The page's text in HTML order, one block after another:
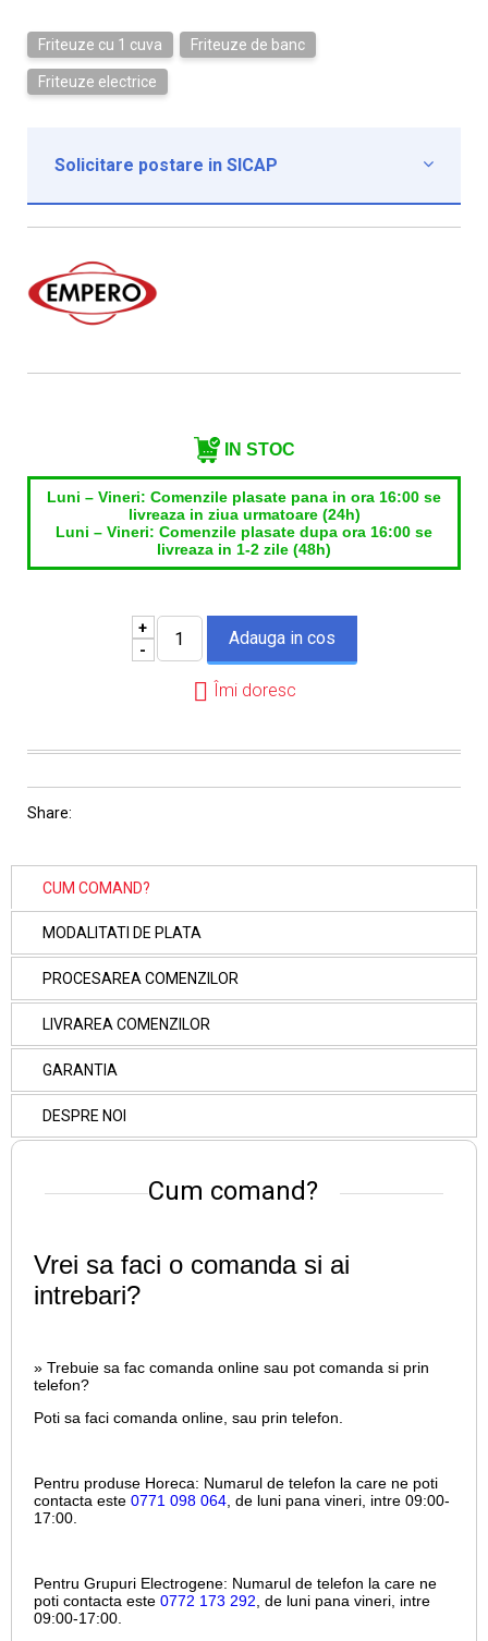
Friteuze cu 1 cuva Friteuze de banc
Friteuze electrice
Solicitare postare in SICAP 
Institutie*
Nume contact*
IN STOC
Luni – Vineri: Comenzile plasate pana in ora 16:00 se
livreaza in ziua urmatoare (24h)
Luni – Vineri: Comenzile plasate dupa ora 16:00 se
livreaza in 1-2 zile (48h)
+
-
Îmi doresc
Share:
CUM COMAND?
MODALITATI DE PLATA
PROCESAREA COMENZILOR
LIVRAREA COMENZILOR
GARANTIA
DESPRE NOI
Cum comand?
Vrei sa faci o comanda si ai
intrebari?
» Trebuie sa fac comanda online sau pot comanda si prin
telefon?
Poti sa faci comanda online, sau prin telefon.
Pentru produse Horeca: Numarul de telefon la care ne poti
contacta este 0771 098 064, de luni pana vineri, intre 09:00-
17:00.
Pentru Grupuri Electrogene: Numarul de telefon la care ne
poti contacta este 0772 173 292, de luni pana vineri, intre
09:00-17:00.